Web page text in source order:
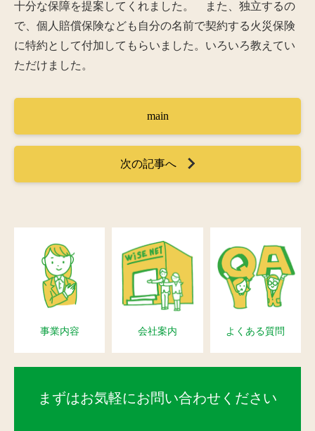
十分な保障を提案してくれました。 また、独立するの
で、個人賠償保険なども自分の名前で契約する火災保険
に特約として付加してもらいました。いろいろ教えてい
ただけました。
main
次の記事へ
事業内容 会社案内 よくある質問
まずはお気軽にお問い合わせください